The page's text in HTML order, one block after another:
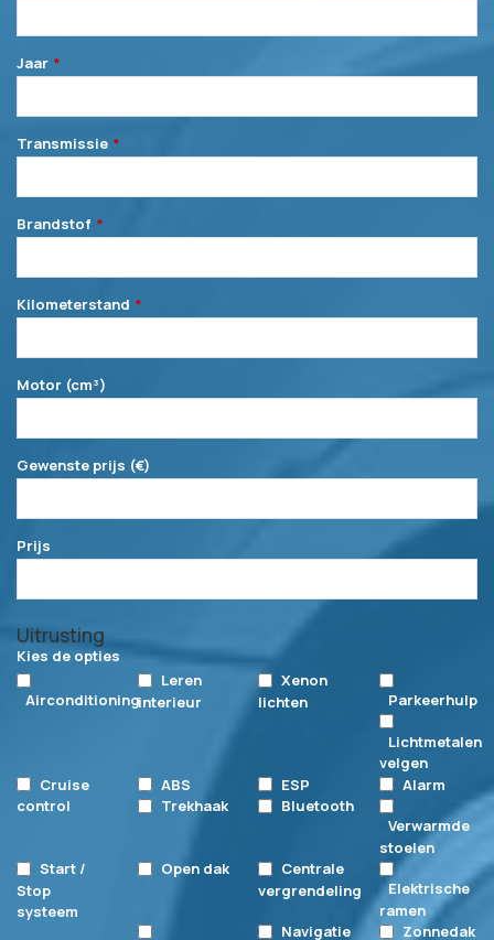
Jaar *
Transmissie *
Brandstof *
Kilometerstand *
Motor (cm³)
Gewenste prijs (€)
Prijs
Uitrusting
Kies de opties
Airconditioning
Leren
interieur
Xenon
lichten
Parkeerhulp
Lichtmetalen
velgen
Cruise
control
ABS ESP
Alarm
Trekhaak
Bluetooth
Verwarmde
stoelen
Start /
Stop
systeem
Open dak
Centrale
vergrendeling
Elektrische
ramen
Navigatie
Zonnedak